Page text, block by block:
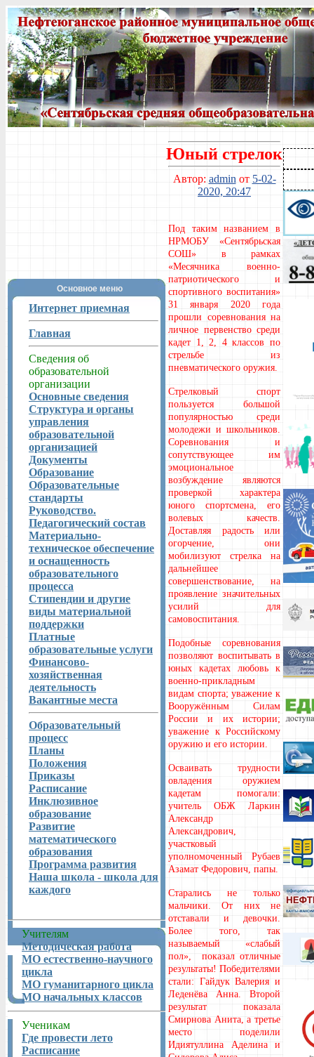
Основное меню
Интернет приемная
Главная
Сведения об
образовательной
организации
Основные сведения
Структура и органы
управления
образовательной
организацией
Документы
Образование
Образовательные
стандарты
Руководство.
Педагогический состав
Материально-
техническое обеспечение
и оснащенность
образовательного
процесса
Стипендии и другие
виды материальной
поддержки
Платные
образовательные услуги
Финансово-
хозяйственная
деятельность
Вакантные места
Образовательный
процесс
Планы
Положения
Приказы
Расписание
Инклюзивное
образование
Развитие
математического
образования
Программа развития
Наша школа - школа для
каждого
Учителям
Методическая работа
МО естественно-научного
цикла
МО гуманитарного цикла
МО начальных классов
Ученикам
Где провести лето
Расписание
Юный стрелок
Автор: admin от 5-02-
2020, 20:47
Под таким названием в
НРМОБУ «Сентябрьская
СОШ» в рамках
«Месячника военно-
патриотического и
спортивного воспитания»
31 января 2020 года
прошли соревнования на
личное первенство среди
кадет 1, 2, 4 классов по
стрельбе из
пневматического оружия.
Стрелковый спорт
пользуется большой
популярностью среди
молодежи и школьников.
Соревнования и
сопутствующее им
эмоциональное
возбуждение являются
проверкой характера
юного спортсмена, его
волевых качеств.
Доставляя радость или
огорчение, они
мобилизуют стрелка на
дальнейшее
совершенствование, на
проявление значительных
усилий для
самовоспитания.
Подобные соревнования
позволяют воспитывать в
юных кадетах любовь к
военно-прикладным
видам спорта; уважение к
Воо­ружённым Силам
России и их истории;
уважение к Российскому
оружию и его истории.
Осваивать трудности
овладения оружием
кадетам помогали:
учитель ОБЖ Ларкин
Александр
Александрович,
участковый
уполномоченный Рубаев
Азамат Федорович, папы.
Старались не только
мальчики. От них не
отставали и девочки.
Более того, так
называемый «слабый
пол», показал отличные
результаты! Победителями
стали: Гайдук Валерия и
Леденёва Анна. Второй
результат показала
Смирнова Анита, а третье
место поделили
Идиятуллина Аделина и